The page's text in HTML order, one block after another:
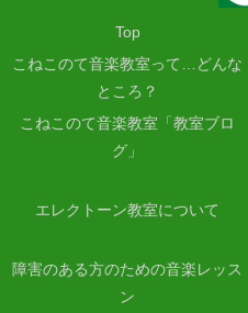
Top
こねこのて音楽教室って…どんな
ところ？
こねこのて音楽教室「教室ブロ
グ」
エレクトーン教室について
障害のある方のための音楽レッス
ン